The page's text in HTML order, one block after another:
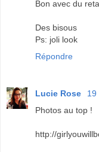
Bon avec du
Des bisous
Ps: joli look
Répondre
Lucie Rose
19
Photos au top !
http://